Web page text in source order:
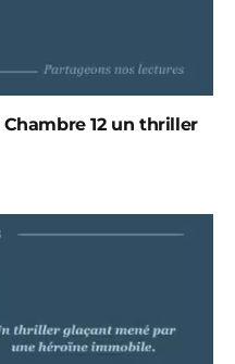
12 un thriller